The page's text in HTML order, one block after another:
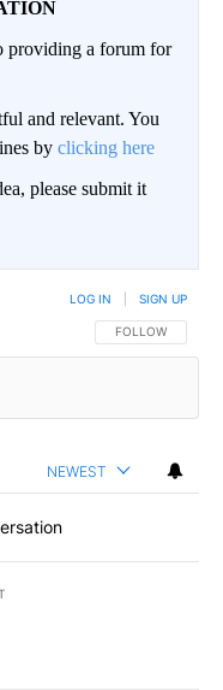
providing a forum for
and relevant. You
by clicking here
please submit it
FOLLOW THIS
FOLLOW
LOG IN SIGN UP
NEWEST